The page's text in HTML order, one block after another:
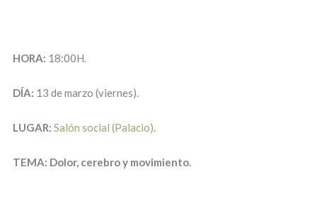
HORA: 18:00H.
DÍA: 13 de marzo (viernes).
LUGAR: Salón social (Palacio).
TEMA: Dolor, cerebro y movimiento.